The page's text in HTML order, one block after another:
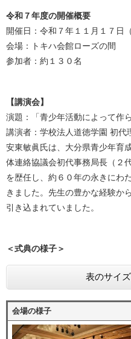
令和７年度の開催概要
開催日：令和７年１１月１７日
会場：トキハ会館ローズの間
参加者：約１３０名
【講演会】
演題：「青少年活動によって作
講演者：学校法人道徳学園 初代
安東敏眞氏は、大分県青少年育
体連絡協議会初代事務局長（２
を歴任し、約６０年の永きにわ
きました。先生の豊かな経験か
引き込まれていました。
＜式典の様子＞
表のサイ
会場の様子